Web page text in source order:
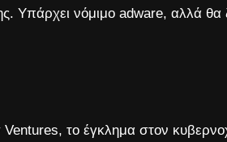
Υπάρχει νόμιμο adware, αλλά θα
το έγκλημα στον